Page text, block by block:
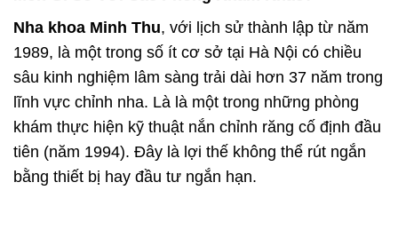
Nha khoa Minh Thu, với lịch sử thành lập từ năm
1989, là một trong số ít cơ sở tại Hà Nội có chiều
sâu kinh nghiệm lâm sàng trải dài hơn 37 năm trong
lĩnh vực chỉnh nha. Là là một trong những phòng
khám thực hiện kỹ thuật nắn chỉnh răng cố định đầu
tiên (năm 1994). Đây là lợi thế không thể rút ngắn
bằng thiết bị hay đầu tư ngắn hạn.